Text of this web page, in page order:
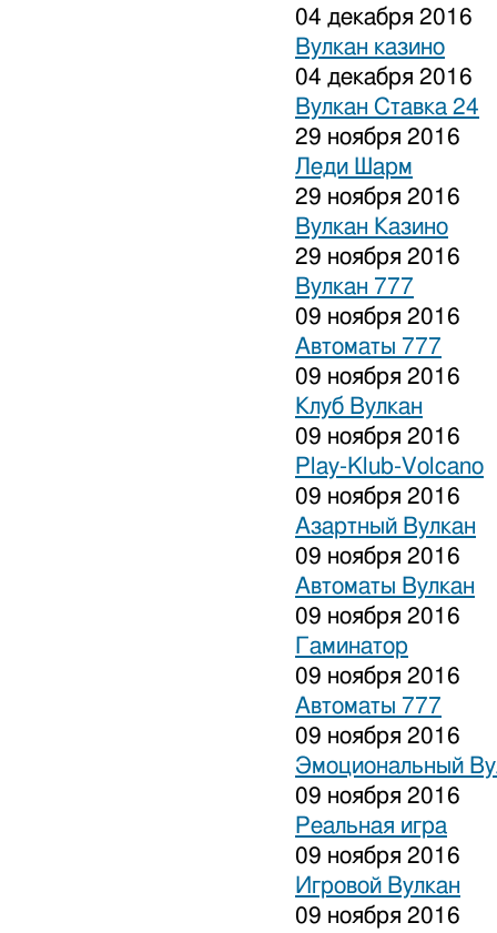
04 декабря 2016
Вулкан казино
04 декабря 2016
Вулкан Ставка 24
29 ноября 2016
Леди Шарм
29 ноября 2016
Вулкан Казино
29 ноября 2016
Вулкан 777
09 ноября 2016
Автоматы 777
09 ноября 2016
Клуб Вулкан
09 ноября 2016
Play-Klub-Volcano
09 ноября 2016
Азартный Вулкан
09 ноября 2016
Автоматы Вулкан
09 ноября 2016
Гаминатор
09 ноября 2016
Автоматы 777
09 ноября 2016
Эмоциональный
09 ноября 2016
Реальная игра
09 ноября 2016
Игровой Вулкан
09 ноября 2016